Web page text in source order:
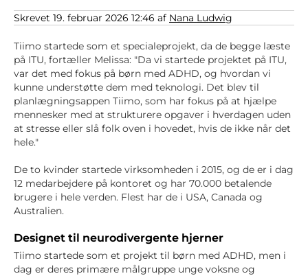
Skrevet 19. februar 2026 12:46 af Nana Ludwig
Tiimo startede som et specialeprojekt, da de begge læste
på ITU, fortæller Melissa: "Da vi startede projektet på ITU,
var det med fokus på børn med ADHD, og hvordan vi
kunne understøtte dem med teknologi. Det blev til
planlægningsappen Tiimo, som har fokus på at hjælpe
mennesker med at strukturere opgaver i hverdagen uden
at stresse eller slå folk oven i hovedet, hvis de ikke når det
hele."
De to kvinder startede virksomheden i 2015, og de er i dag
12 medarbejdere på kontoret og har 70.000 betalende
brugere i hele verden. Flest har de i USA, Canada og
Australien.
Designet til neurodivergente hjerner
Tiimo startede som et projekt til børn med ADHD, men i
dag er deres primære målgruppe unge voksne og